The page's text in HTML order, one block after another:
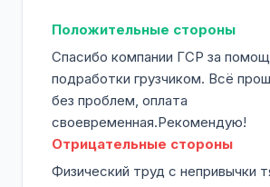
Положительные стороны
Спасибо компании ГСР за
подработки грузчиком. Всё
без проблем, оплата
своевременная.Рекомендую!
Отрицательные стороны
Физический труд с непривычки